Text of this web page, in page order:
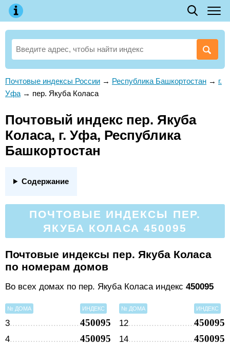
Почтовые индексы России → Республика Башкортостан → г.
Уфа → пер. Якуба Коласа
Почтовый индекс пер. Якуба
Коласа, г. Уфа, Республика
Башкортостан
Содержание
ПОЧТОВЫЕ ИНДЕКСЫ ПЕР.
ЯКУБА КОЛАСА 450095
Почтовые индексы пер. Якуба Коласа
по номерам домов
Во всех домах по пер. Якуба Коласа индекс 450095
№ ДОМА ИНДЕКС
3 450095
4 450095
№ ДОМА ИНДЕКС
12 450095
14 450095